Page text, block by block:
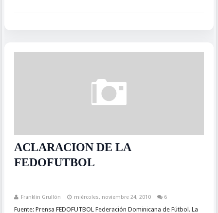
ACLARACION DE LA
FEDOFUTBOL
Franklin Grullón miércoles, noviembre 24, 2010 6
Fuente: Prensa FEDOFUTBOL Federación Dominicana de Fútbol. La